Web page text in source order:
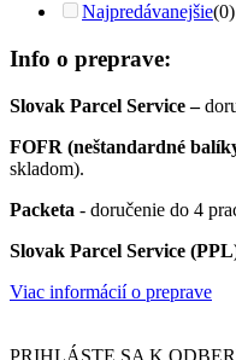
Najpredávanejšie(0)
Info o preprave:
Slovak Parcel Service –
FOFR (neštandardné
skladom).
Packeta - doručenie do 4
Slovak Parcel Service
Viac informácií o preprave
PRIHLÁSTE SA K